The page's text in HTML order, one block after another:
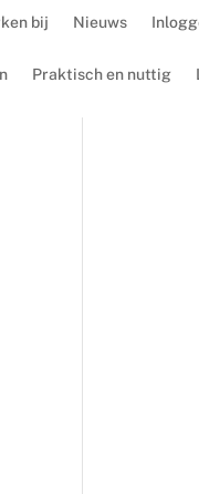
bij Nieuws
Praktisch en nuttig